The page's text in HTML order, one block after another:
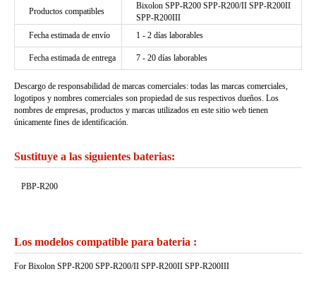
Productos compatibles
Bixolon SPP-R200 SPP-R200/II SPP-R200II
SPP-R200III
Fecha estimada de envío
1 - 2 días laborables
Fecha estimada de entrega 7 - 20 días laborables
Descargo de responsabilidad de marcas comerciales: todas las marcas comerciales,
logotipos y nombres comerciales son propiedad de sus respectivos dueños. Los
nombres de empresas, productos y marcas utilizados en este sitio web tienen
únicamente fines de identificación.
Sustituye a las siguientes baterias:
PBP-R200
Los modelos compatible para bateria :
For Bixolon SPP-R200 SPP-R200/II SPP-R200II SPP-R200III